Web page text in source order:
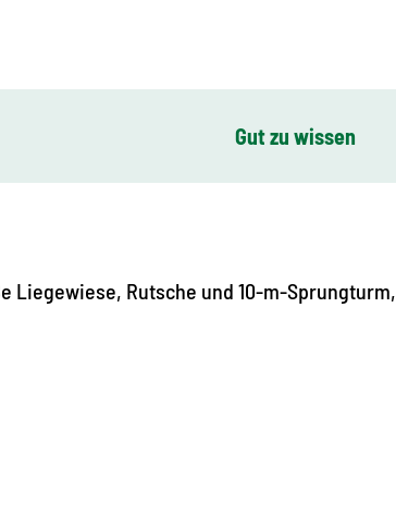
Gut zu wissen
Liegewiese, Rutsche und 10-m-Sprungturm,